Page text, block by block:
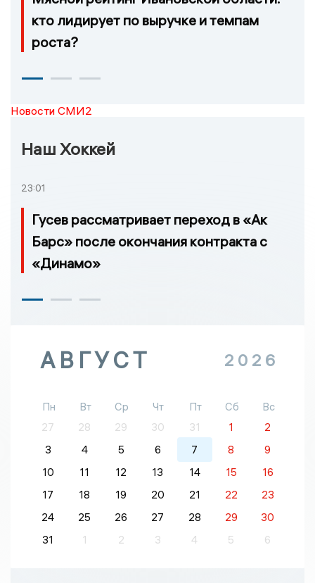
кто лидирует по выручке и темпам
роста?
Новости СМИ2
Наш Хоккей
23:01
Гусев рассматривает переход в «Ак
Барс» после окончания контракта с
«Динамо»
АВГУСТ 2026
Пн Вт Ср Чт Пт Сб
Вс
27
28 29 30 31 1
2
3
4 5 6 7 8
9
10
11 12 13 14 15
16
17
18 19 20 21 22
23
24
25 26 27 28 29
30
31
1 2 3 4 5 6